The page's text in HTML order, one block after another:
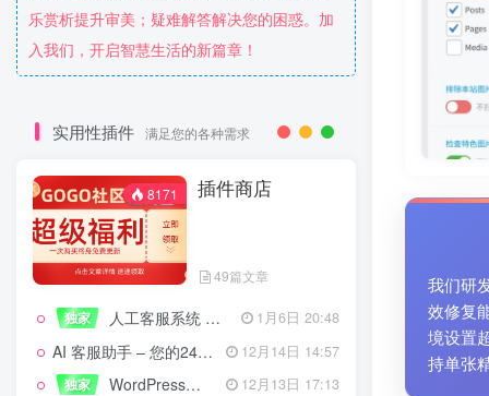
乐赏析提升审美；疑难解答解决您的困惑。加
入我们，开启智慧生活的新篇章！
实用性插件 满足您的各种需求
8171 插件商店
49篇文章
独家 人工客服系统 技术开发文档 1月6日 20:48
AI 客服助手 – 您的24/7智能客服专家
12月14日 14:57
独家
WordPress设备管理器插件 – 专业版 12月13日 17:13
我们研
效修复
境设置
持单张